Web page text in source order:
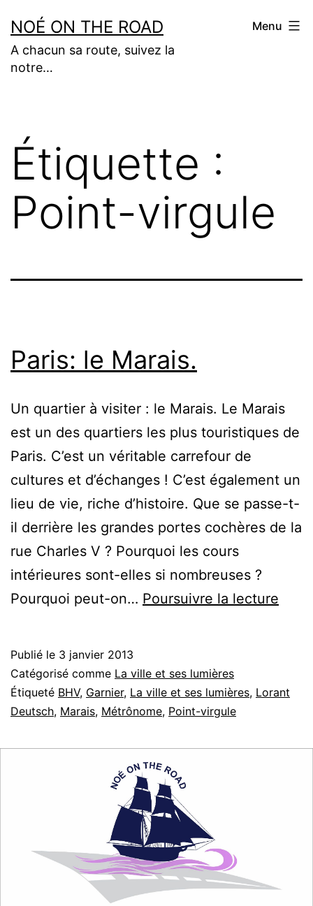
au
contenu
NOÉ ON THE ROAD
A chacun sa route, suivez la
notre…
Menu
Étiquette :
Point-virgule
Paris: le Marais.
Un quartier à visiter : le Marais. Le Marais
est un des quartiers les plus touristiques de
Paris. C’est un véritable carrefour de
cultures et d’échanges ! C’est également un
lieu de vie, riche d’histoire. Que se passe-t-
il derrière les grandes portes cochères de la
rue Charles V ? Pourquoi les cours
intérieures sont-elles si nombreuses ?
Pourquoi peut-on… Poursuivre la lecture
Publié le 3 janvier 2013
Catégorisé comme La ville et ses lumières
Étiqueté BHV, Garnier, La ville et ses lumières, Lorant
Deutsch, Marais, Métrônome, Point-virgule